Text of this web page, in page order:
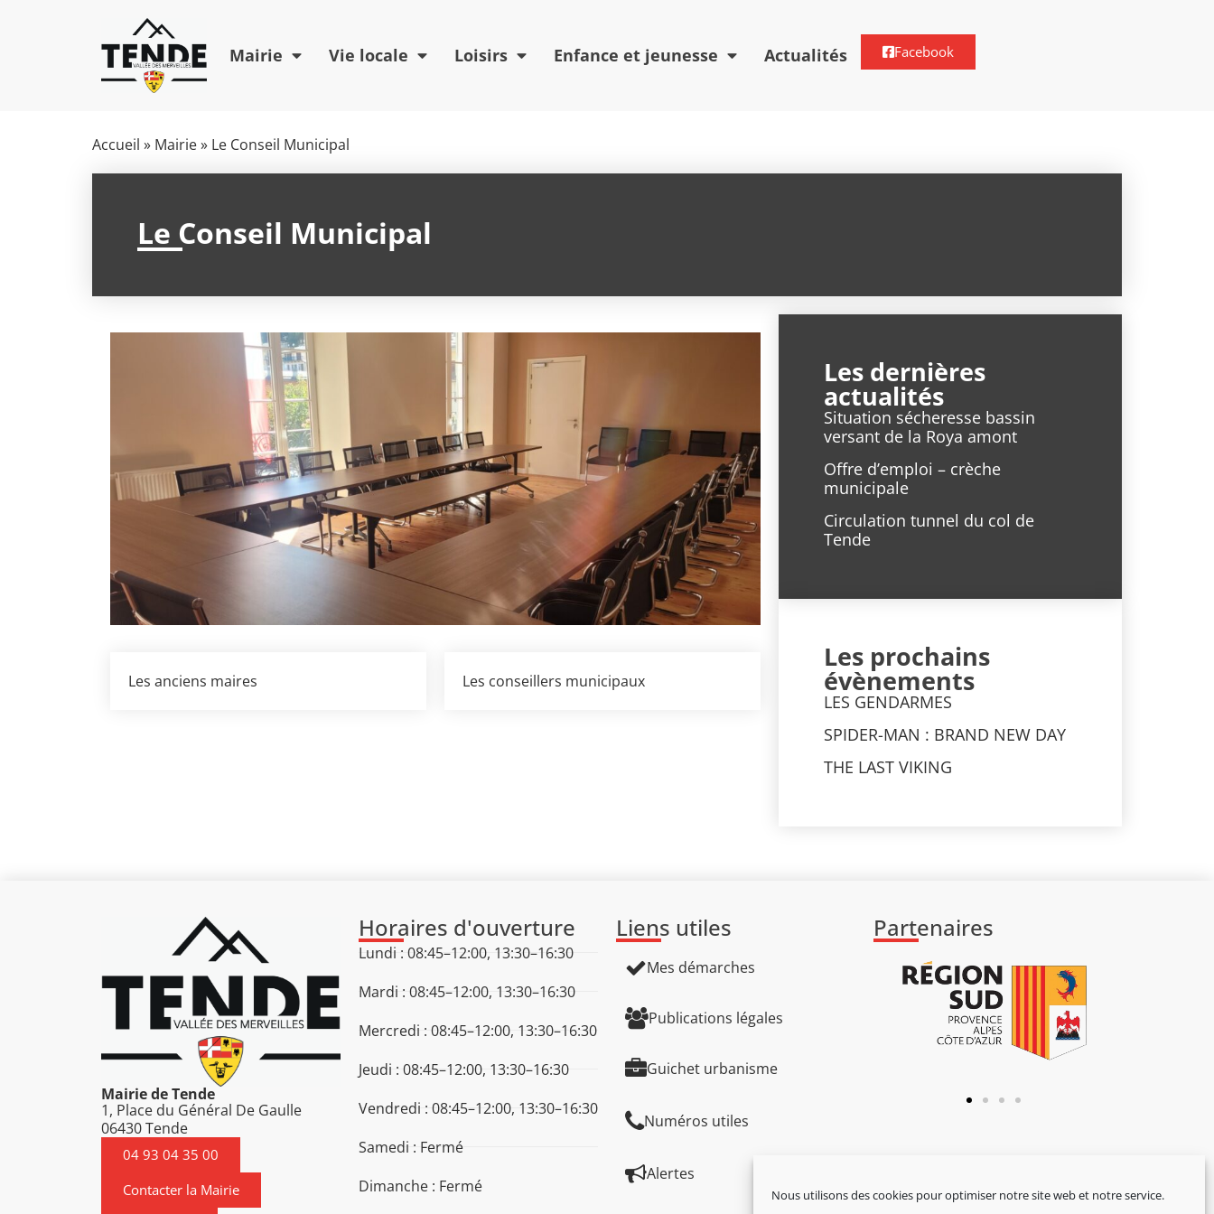
Nous utilisons des cookies pour optimiser notre site web et notre service.
Mairie Vie locale Loisirs Enfance et jeunesse Actualités Facebook
Accueil » Mairie» Le Conseil Municipal
Le Conseil Municipal
Les anciens maires Les conseillers municipaux
Les dernières
actualités
Situation sécheresse bassin
versant de la Roya amont
Offre d’emploi – crèche
municipale
Circulation tunnel du col de
Tende
Les prochains
évènements
LES GENDARMES
SPIDER-MAN : BRAND NEW DAY
THE LAST VIKING
Mairie de Tende
1, Place du Général De Gaulle
06430 Tende
04 93 04 35 00
Contacter la Mairie
Horaires d'ouverture
Lundi : 08:45–12:00, 13:30–16:30
Mardi : 08:45–12:00, 13:30–16:30
Mercredi : 08:45–12:00, 13:30–16:30
Jeudi : 08:45–12:00, 13:30–16:30
Vendredi : 08:45–12:00, 13:30–16:30
Samedi : Fermé
Dimanche : Fermé
Liens utiles
Mes démarches
Publications légales
Guichet urbanisme
Numéros utiles
Alertes
Partenaires